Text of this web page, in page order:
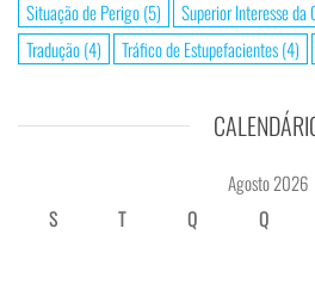
Situação de Perigo(5) Superior Interesse da
Tradução(4) Tráfico de Estupefacientes(4)
Agosto 2026
S
T Q Q